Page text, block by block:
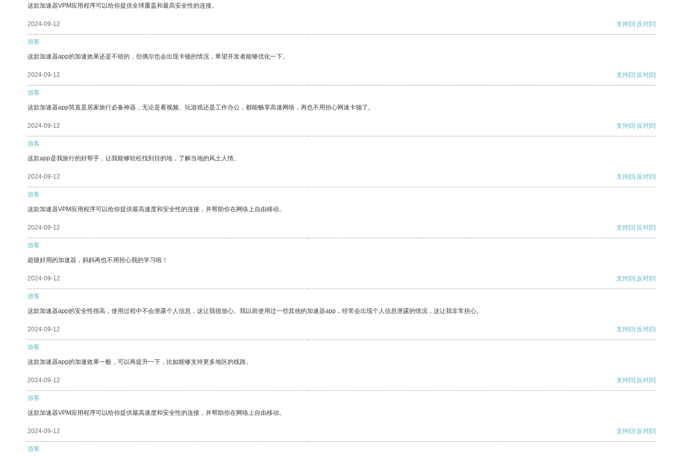
这款加速器VPM应用程序可以给你提供全球覆盖和最高安全性的连接。
2024-09-12 支持[0] 反对[0]
游客
这款加速器app的加速效果还是不错的，但偶尔也会出现卡顿的情况，希望开发者能够优化一下。
2024-09-12 支持[0] 反对[0]
游客
这款加速器app简直是居家旅行必备神器，无论是看视频、玩游戏还是工作办公，都能畅享高速网络，再也不用担心网速卡顿了。
2024-09-12 支持[0] 反对[0]
游客
这款app是我旅行的好帮手，让我能够轻松找到目的地，了解当地的风土人情。
2024-09-12 支持[0] 反对[0]
游客
这款加速器VPM应用程序可以给你提供最高速度和安全性的连接，并帮助你在网络上自由移动。
2024-09-12 支持[0] 反对[0]
游客
超级好用的加速器，妈妈再也不用担心我的学习啦！
2024-09-12 支持[0] 反对[0]
游客
这款加速器app的安全性很高，使用过程中不会泄露个人信息，这让我很放心。我以前使用过一些其他的加速器app，经常会出现个人信息泄露的情况，这让我非常担心。
2024-09-12 支持[0] 反对[0]
游客
这款加速器app的加速效果一般，可以再提升一下，比如能够支持更多地区的线路。
2024-09-12 支持[0] 反对[0]
游客
这款加速器VPM应用程序可以给你提供最高速度和安全性的连接，并帮助你在网络上自由移动。
2024-09-12 支持[0] 反对[0]
游客